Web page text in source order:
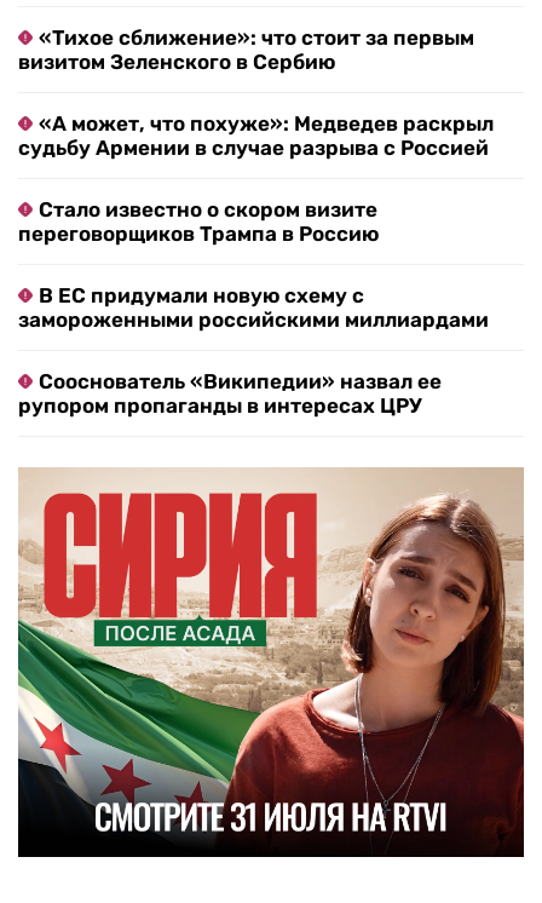
«Тихое сближение»: что стоит за первым
визитом Зеленского в Сербию
«А может, что похуже»: Медведев раскрыл
судьбу Армении в случае разрыва с Россией
Стало известно о скором визите
переговорщиков Трампа в Россию
В ЕС придумали новую схему с
замороженными российскими миллиардами
Сооснователь «Википедии» назвал ее
рупором пропаганды в интересах ЦРУ